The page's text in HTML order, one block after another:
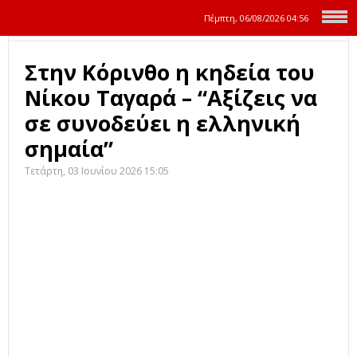
Πέμπτη, 06/08/2026 04:56
Στην Κόρινθο η κηδεία του
Νίκου Ταγαρά – “Αξίζεις να
σε συνοδεύει η ελληνική
σημαία”
Τετάρτη, 03 Ιουνίου 2026 15:05